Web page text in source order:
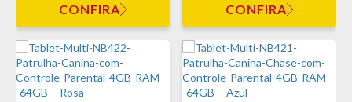
CONFIRA CONFIRA